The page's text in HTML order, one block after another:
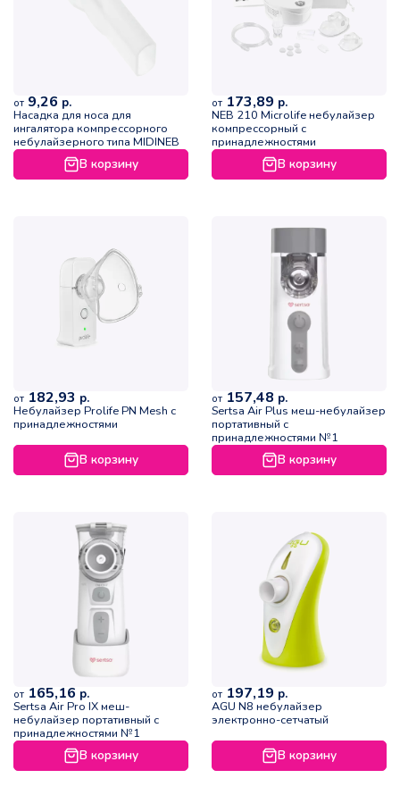
от 9,26 р.
Насадка для носа для
ингалятора компрессорного
небулайзерного типа MIDINEB
В корзину
от 173,89 р.
NEB 210 Microlife небулайзер
компрессорный с
принадлежностями
В корзину
от 182,93 р.
Небулайзер Prolife PN Mesh с
принадлежностями
В корзину
от 157,48 р.
Sertsa Air Plus меш-небулайзер
портативный с
принадлежностями №1
В корзину
от 165,16 р.
Sertsa Air Pro IX меш-
небулайзер портативный с
принадлежностями №1
В корзину
от 197,19 р.
AGU N8 небулайзер
электронно-сетчатый
В корзину